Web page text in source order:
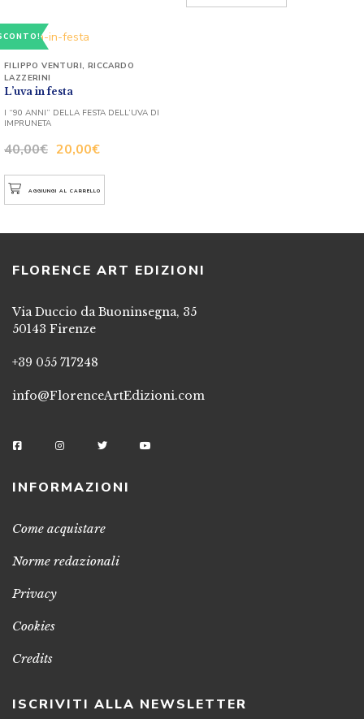
L’uva in festa
40,00€ 20,00€
FILIPPO VENTURI, RICCARDO
LAZZERINI
I “90 ANNI” DELLA FESTA DELL’UVA DI
IMPRUNETA
AGGIUNGI AL CARRELLO
FLORENCE ART EDIZIONI
Via Duccio da Buoninsegna, 35
50143 Firenze
+39 055 717248
info@FlorenceArtEdizioni.com
INFORMAZIONI
Come acquistare
Norme redazionali
Privacy
Cookies
Credits
ISCRIVITI ALLA NEWSLETTER